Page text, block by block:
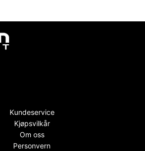
Kundeservice
Kjøpsvilkår
Om oss
Personvern